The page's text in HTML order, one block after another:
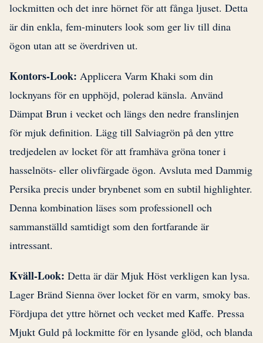
lockmitten och det inre hörnet för att fånga ljuset. Detta
är din enkla, fem-minuters look som ger liv till dina
ögon utan att se överdriven ut.
Kontors-Look: Applicera Varm Khaki som din
locknyans för en upphöjd, polerad känsla. Använd
Dämpat Brun i vecket och längs den nedre franslinjen
för mjuk definition. Lägg till Salviagrön på den yttre
tredjedelen av locket för att framhäva gröna toner i
hasselnöts- eller olivfärgade ögon. Avsluta med Dammig
Persika precis under brynbenet som en subtil highlighter.
Denna kombination läses som professionell och
sammanställd samtidigt som den fortfarande är
intressant.
Kväll-Look: Detta är där Mjuk Höst verkligen kan lysa.
Lager Bränd Sienna över locket för en varm, smoky bas.
Fördjupa det yttre hörnet och vecket med Kaffe. Pressa
Mjukt Guld på lockmitte för en lysande glöd, och blanda